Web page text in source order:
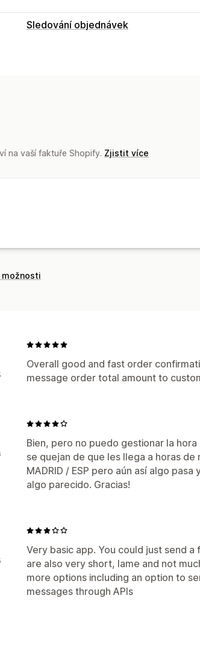
Sledování objednávek
na vaší faktuře Shopify. Zjistit více
možnosti
Overall good and fast order
message order total amount to
Bien, pero no puedo gestionar la
se quejan de que les llega a horas de
MADRID / ESP pero aún así algo pasa
algo parecido. Gracias!
Very basic app. You could just send
are also very short, lame and not
more options including an option to
messages through APIs